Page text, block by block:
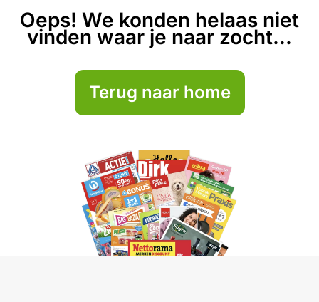
Oeps! We konden helaas niet
vinden waar je naar zocht...
Terug naar home